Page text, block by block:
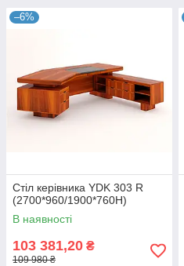
–6%
Стіл керівника YDK 303 R
(2700*960/1900*760H)
В наявності
103 381,20 ₴
109 980 ₴